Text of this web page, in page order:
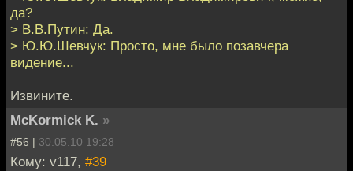
да?
> В.В.Путин: Да.
> Ю.Ю.Шевчук: Просто, мне было позавчера
видение...
Извините.
McKormick K. »
#56 | 30.05.10 19:28
Кому: v117, #39